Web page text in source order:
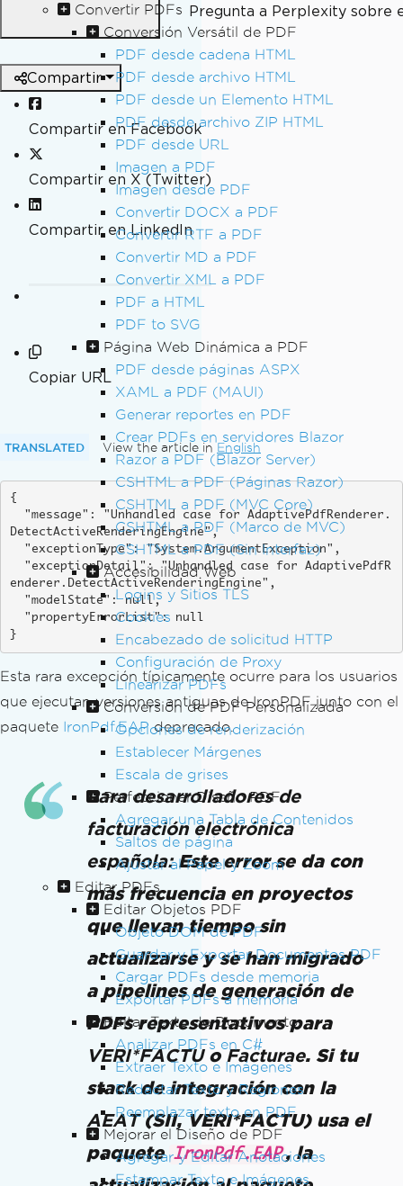
Convertir PDFs
Conversión Versátil de PDF
PDF desde cadena HTML
PDF desde archivo HTML
PDF desde un Elemento HTML
PDF desde archivo ZIP HTML
PDF desde URL
Imagen a PDF
Imagen desde PDF
Convertir DOCX a PDF
Convertir RTF a PDF
Convertir MD a PDF
Convertir XML a PDF
PDF a HTML
PDF to SVG
Página Web Dinámica a PDF
PDF desde páginas ASPX
XAML a PDF (MAUI)
Generar reportes en PDF
Crear PDFs en servidores Blazor
Razor a PDF (Blazor Server)
CSHTML a PDF (Páginas Razor)
CSHTML a PDF (MVC Core)
CSHTML a PDF (Marco de MVC)
CSHTML a PDF (Sin Interfaz)
Accesibilidad Web
Logins y Sitios TLS
Cookies
Encabezado de solicitud HTTP
Configuración de Proxy
Linearizar PDFs
Conversión de PDF Personalizada
Opciones de renderización
Establecer Márgenes
Escala de grises
Perfeccionar Diseño PDF
Agregar una Tabla de Contenidos
Saltos de página
Ajustar al Papel y Zoom
Editar PDFs
Editar Objetos PDF
Objeto DOM de PDF
Guardar y Exportar Documentos PDF
Cargar PDFs desde memoria
Exportar PDFs a memoria
Editar Texto de Documento
Analizar PDFs en C#
Extraer Texto e Imágenes
Redactar Texto y Regiones
Reemplazar texto en PDF
Mejorar el Diseño de PDF
Agregar y Editar Anotaciones
Estampar Texto e Imágenes
Pregunta a Perplexity sobre
Compartir
Compartir en Facebook
Compartir en X (Twitter)
Compartir en LinkedIn
Copiar URL
TRANSLATED View the article in English
{
DetectActiveRenderingEngine",
enderer.DetectActiveRenderingEngine",
}
Esta rara excepción típicamente ocurre para los usuarios
que ejecutan versiones antiguas de IronPDF junto con el
paquete IronPdf.EAPdeprecado.
Para desarrolladores de
facturación electrónica
española:Este error se da con
más frecuencia en proyectos
que llevan tiempo sin
actualizarse y se han migrado
a pipelines de generación de
PDFs representativos para
VERI*FACTUoFacturae. Si tu
stack de integración con la
AEAT(SII, VERI*FACTU) usa el
paquete IronPdf.EAP , la